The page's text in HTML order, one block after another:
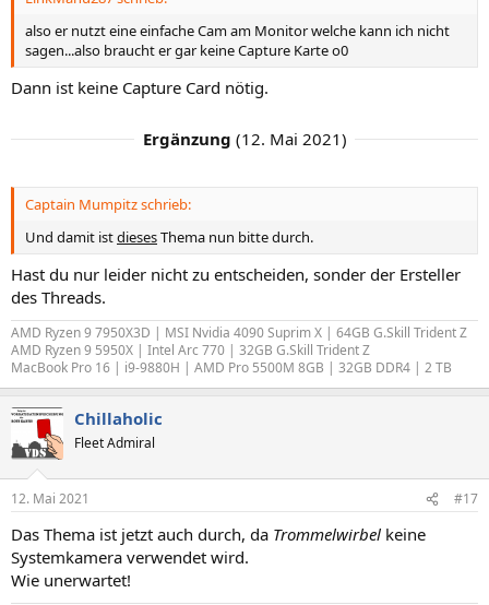
also er nutzt eine einfache Cam am Monitor welche kann ich nicht
sagen...also braucht er gar keine Capture Karte o0
Dann ist keine Capture Card nötig.
Ergänzung (12. Mai 2021)
Captain Mumpitz schrieb:
Und damit istdiesesThema nun bitte durch.
Hast du nur leider nicht zu entscheiden, sonder der Ersteller
des Threads.
AMD Ryzen 9 7950X3D | MSI Nvidia 4090 Suprim X | 64GB G.Skill Trident Z
AMD Ryzen 9 5950X | Intel Arc 770 | 32GB G.Skill Trident Z
MacBook Pro 16 | i9-9880H | AMD Pro 5500M 8GB | 32GB DDR4 | 2 TB
Chillaholic
Fleet Admiral
12. Mai 2021 #17
Das Thema ist jetzt auch durch, da Trommelwirbel keine
Systemkamera verwendet wird.
Wie unerwartet!